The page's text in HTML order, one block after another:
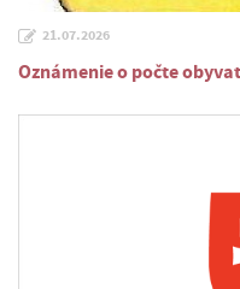
21.07.2026
Oznámenie o počte